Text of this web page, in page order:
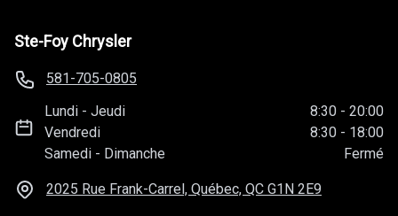
Ste-Foy Chrysler
581-705-0805
Lundi -Jeudi 8:30 - 20:00
Vendredi
8:30 - 18:00
Samedi - Dimanche Fermé
2025 Rue Frank-Carrel, Québec, QC G1N 2E9